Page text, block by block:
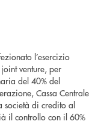
l’esercizio
venture, per
del 40% del
Cassa Centrale
società di credito al
il controllo con il 60%